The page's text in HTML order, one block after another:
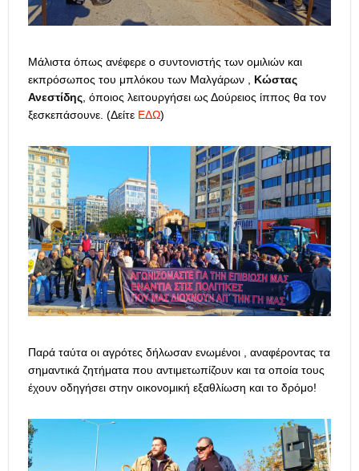
Μάλιστα όπως ανέφερε ο συντονιστής των ομιλιών και
εκπρόσωπος του μπλόκου των Μαλγάρων , Κώστας
Ανεστίδης , όποιος λειτουργήσει ως Δούρειος ίππος θα τον
ξεσκεπάσουνε. (Δείτε ΕΔΩ)
Παρά ταύτα οι αγρότες δήλωσαν ενωμένοι , αναφέροντας τα
σημαντικά ζητήματα που αντιμετωπίζουν και τα οποία τους
έχουν οδηγήσει στην οικονομική εξαθλίωση και το δρόμο!